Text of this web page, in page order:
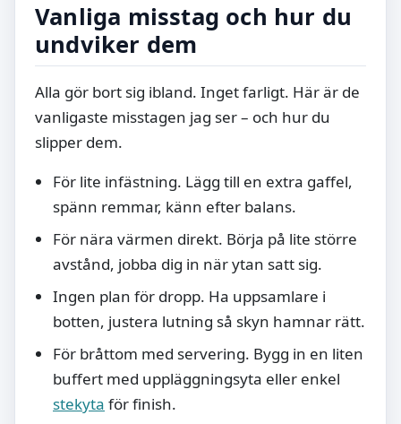
Vanliga misstag och hur du
undviker dem
Alla gör bort sig ibland. Inget farligt. Här är de
vanligaste misstagen jag ser – och hur du
slipper dem.
För lite infästning. Lägg till en extra gaffel,
spänn remmar, känn efter balans.
För nära värmen direkt. Börja på lite större
avstånd, jobba dig in när ytan satt sig.
Ingen plan för dropp. Ha uppsamlare i
botten, justera lutning så skyn hamnar rätt.
För bråttom med servering. Bygg in en liten
buffert med uppläggningsyta eller enkel
stekyta för finish.